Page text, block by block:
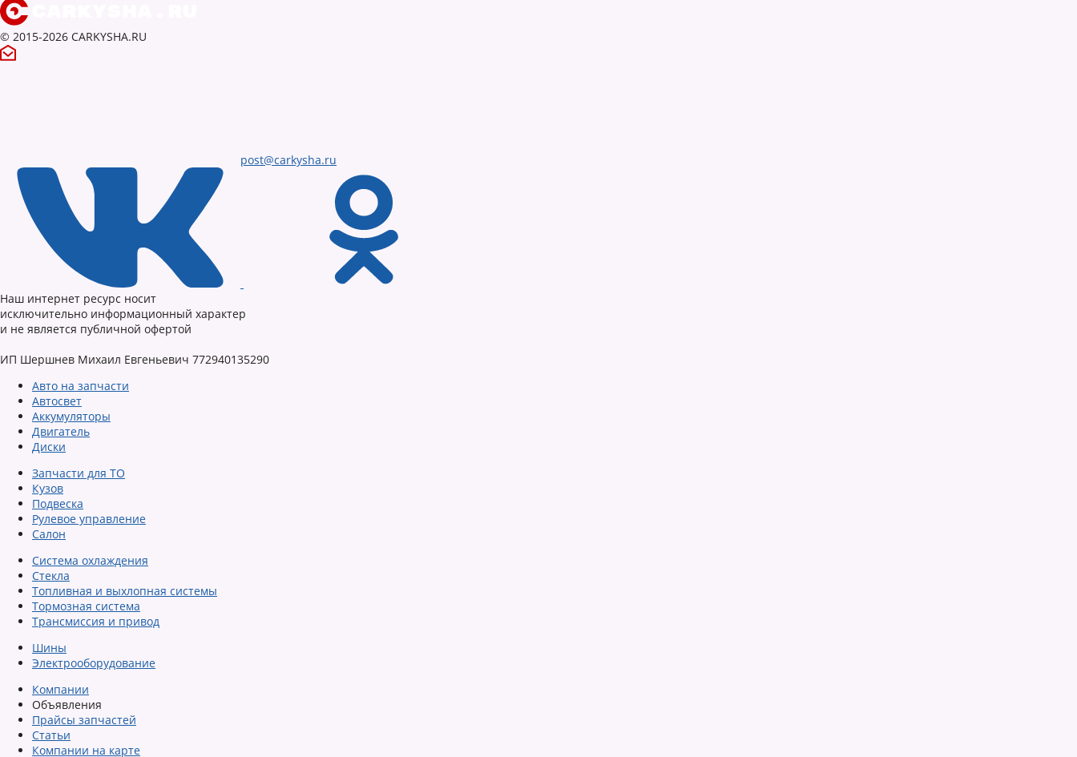
© 2015-2026 CARKYSHA.RU
post@carkysha.ru
Наш интернет ресурс носит
исключительно информационный характер
и не является публичной офертой
ИП Шершнев Михаил Евгеньевич 772940135290
Авто на запчасти
Автосвет
Аккумуляторы
Двигатель
Диски
Запчасти для ТО
Кузов
Подвеска
Рулевое управление
Салон
Система охлаждения
Стекла
Топливная и выхлопная системы
Тормозная система
Трансмиссия и привод
Шины
Электрооборудование
Компании
Объявления
Прайсы запчастей
Статьи
Компании на карте